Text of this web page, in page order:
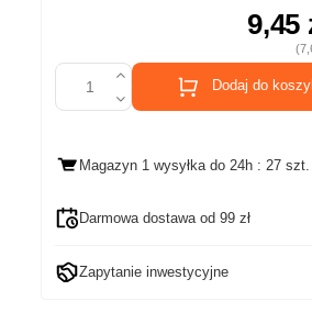
9,45
Dodaj do
Magazyn 1 wysyłka do 24h: 27 szt.
Darmowa dostawa od 99 zł
Zapytanie inwestycyjne